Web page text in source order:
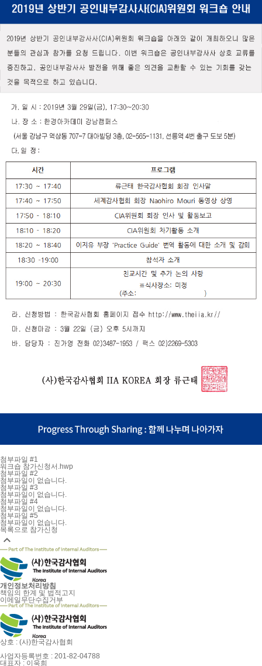
첨부파일 #1
워크숍 참가신청서.hwp
첨부파일 #2
첨부파일이 없습니다.
첨부파일 #3
첨부파일이 없습니다.
첨부파일 #4
첨부파일이 없습니다.
첨부파일 #5
첨부파일이 없습니다.
목록으로 참가신청

개인정보처리방침
책임의 한계 및 법적고지
이메일무단수집거부
상호 : (사)한국감사협회
사업자등록번호 : 201-82-04788
대표자 : 이욱희